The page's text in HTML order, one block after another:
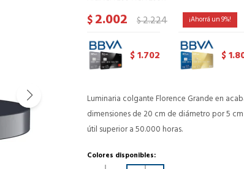
$2.002 $2.224 9
$1.702 $
Luminaria colgante Florence Grande en
dimensiones de 20 cm de diámetro por 5
útil superior a 50.000 horas.
Colores disponibles: